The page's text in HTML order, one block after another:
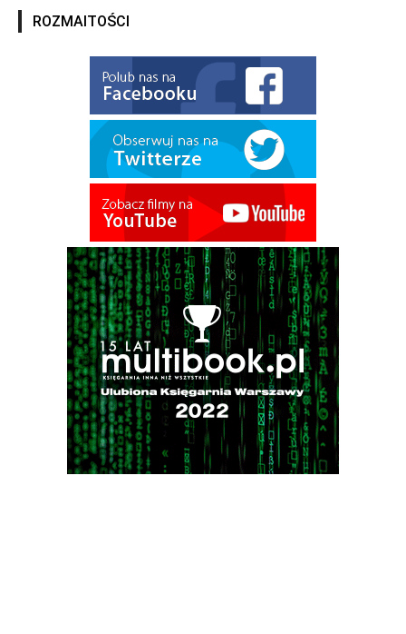
ROZMAITOŚCI